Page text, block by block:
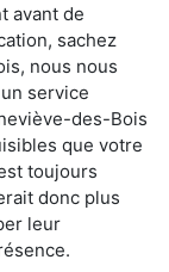
avant de
sachez
nous nous
service
des-Bois
que votre
toujours
donc plus
leur